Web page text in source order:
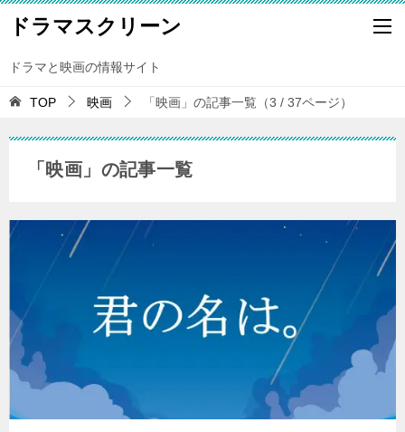
ドラマスクリーン
ドラマと映画の情報サイト
TOP 映画 「映画」の記事一覧（3 / 37ページ）
「映画」の記事一覧